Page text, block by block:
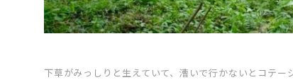
下草がみっしりと生えていて、漕いで行かないとコテー